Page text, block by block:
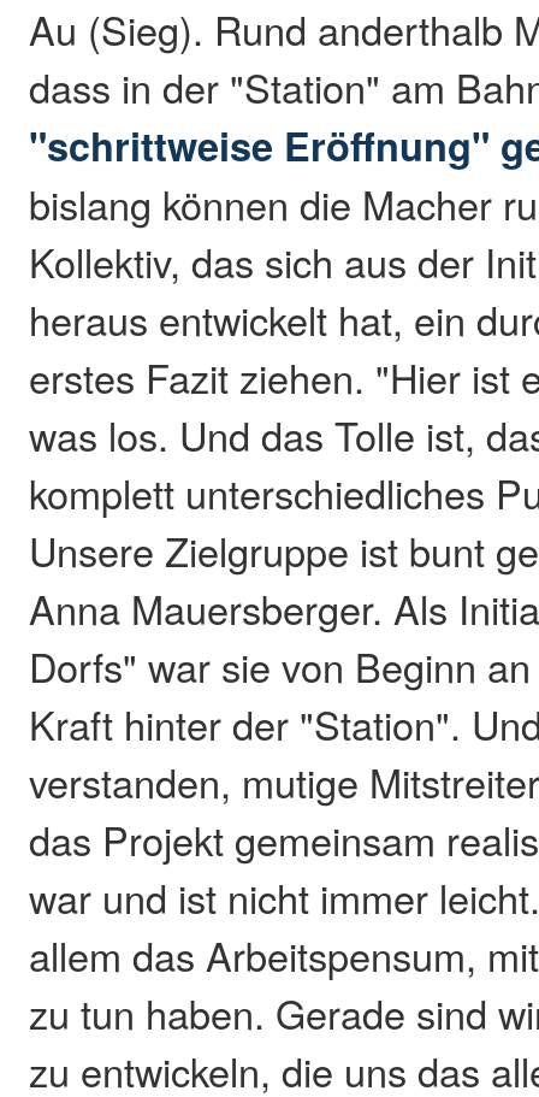
Au (Sieg). Rund anderthalb
dass in der "Station" am
"schrittweise Eröffnung"
bislang können die Macher
Kollektiv, das sich aus der
heraus entwickelt hat, ein
erstes Fazit ziehen. "Hier ist
was los. Und das Tolle ist,
komplett unterschiedliches
Unsere Zielgruppe ist bunt
Anna Mauersberger. Als
Dorfs" war sie von Beginn
Kraft hinter der "Station".
verstanden, mutige
das Projekt gemeinsam
war und ist nicht immer
allem das Arbeitspensum,
zu tun haben. Gerade sind
zu entwickeln, die uns das